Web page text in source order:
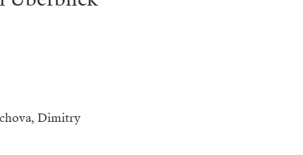
Dimitry